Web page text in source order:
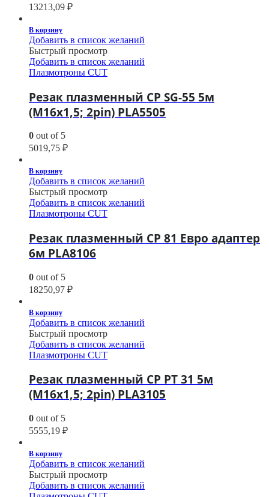
13213,09 ₽
В корзину
Добавить в список желаний
Быстрый просмотр
Добавить в список желаний
Плазмотроны CUT
Резак плазменный CP SG-55 5м
(M16х1,5; 2pin) PLA5505
0 out of 5
5019,75 ₽
В корзину
Добавить в список желаний
Быстрый просмотр
Добавить в список желаний
Плазмотроны CUT
Резак плазменный CP 81 Евро адаптер
6м PLA8106
0 out of 5
18250,97 ₽
В корзину
Добавить в список желаний
Быстрый просмотр
Добавить в список желаний
Плазмотроны CUT
Резак плазменный CP PT 31 5м
(M16х1,5; 2pin) PLA3105
0 out of 5
5555,19 ₽
В корзину
Добавить в список желаний
Быстрый просмотр
Добавить в список желаний